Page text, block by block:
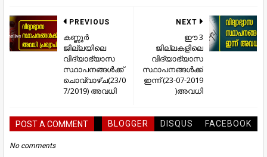
NEXT
ഈ 3
ജില്ലകളിലെ
വിദ്യാഭ്യാസ
സ്ഥാപനങ്ങൾക്ക്
ഇന്ന് (23-07-2019
)അവധി
PREVIOUS
കണ്ണൂർ
ജില്ലയിലെ
വിദ്യാഭ്യാസ
സ്ഥാപനങ്ങൾക്ക്
ചൊവ്വാഴ്ച(23/0
7/2019) അവധി
POST A COMMENT BLOGGER DISQUS FACEBOOK
No comments